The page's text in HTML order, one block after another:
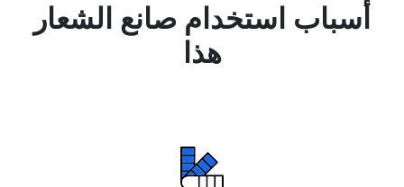
أسباب استخدام صانع الشعار
هذا